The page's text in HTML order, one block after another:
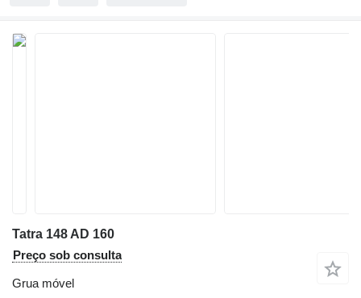
Tatra 148 AD 160
Preço sob consulta
Grua móvel